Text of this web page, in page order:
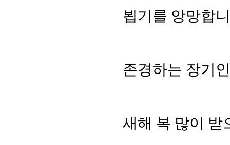
뵙기를 앙망합
존경하는 장기
새해 복 많이 받